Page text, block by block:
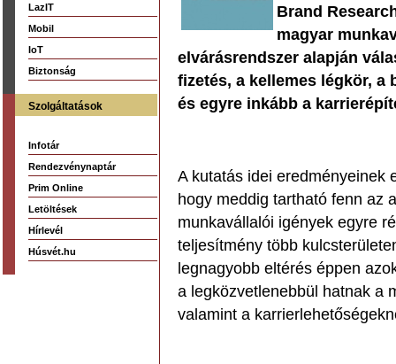
LazIT
Mobil
IoT
Biztonság
Szolgáltatások
Infotár
Rendezvénynaptár
Prim Online
Letöltések
Hírlevél
Húsvét.hu
Brand
magyar
elvárásrendszer alapján
fizetés, a kellemes légkör, a
és egyre inkább a
A kutatás idei eredményeinek
hogy meddig tartható fenn az
munkavállalói igények egyre
teljesítmény több
legnagyobb eltérés éppen
a legközvetlenebbül hatnak a
valamint a